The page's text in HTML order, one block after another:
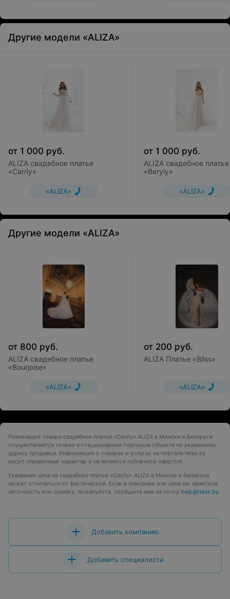
Другие модели «ALIZA»
от 1 000 руб.
ALIZA свадебное платье
«Carriy»
«ALIZA»
от 1 000 руб.
ALIZA свадебное платье
«Beryly»
«ALIZA»
Другие модели «ALIZA»
от 800 руб.
ALIZA свадебное платье
«Bourjoise»
«ALIZA»
от 200 руб.
ALIZA Платье «Bliss»
«ALIZA»
Реализация товара свадебное платье «Cecily» ALIZA в Минске и Беларуси
осуществляется только в стационарном торговом объекте по указанному
адресу продавца. Информация о товарах и услугах на портале relax.by
носит справочный характер и не является публичной офертой.
Указанная цена на свадебное платье «Cecily» ALIZA в Минске и Беларуси
может отличаться от фактической. Если в описании или цене вы заметили
неточность или ошибку, пожалуйста, сообщите нам на почту help@relax.by.
Добавить компанию
Добавить специалиста